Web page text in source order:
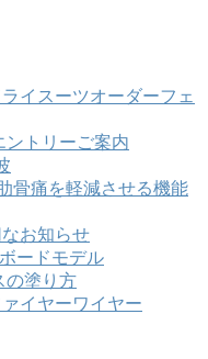
イスーツオーダーフェ
ントリーご案内
骨痛を軽減させる機能
お知らせ
ードモデル
の塗り方
イヤーワイヤー